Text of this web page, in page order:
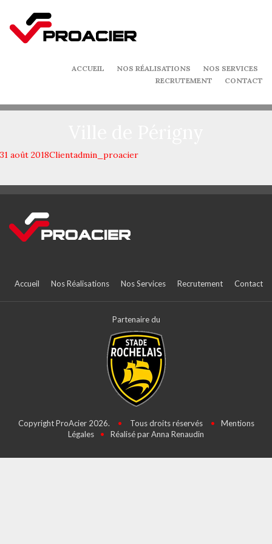
ACCUEIL NOS RÉALISATIONS
NOS SERVICES
RECRUTEMENT
CONTACT
31 août 2018Clientadmin_proacier
Accueil Nos Réalisations Nos Services Recrutement Contact
Partenaire du
Copyright ProAcier 2026. • Tous droits réservés •
Mentions
Légales
• Réalisé par Anna Renaudin